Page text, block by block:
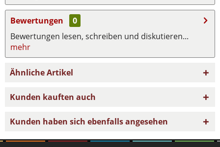
Bewertungen
0
Bewertungen lesen, schreiben und diskutieren...
mehr
Ähnliche Artikel
Kunden kauften auch
Kunden haben sich ebenfalls angesehen